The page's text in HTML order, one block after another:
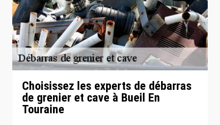
Choisissez les experts de débarras
de grenier et cave à Bueil En
Touraine